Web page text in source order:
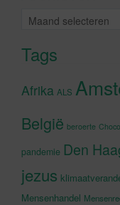
Archieven
Tags
Afrika ALS
België beroerte
pandemie Den
jezus
Mensenhandel